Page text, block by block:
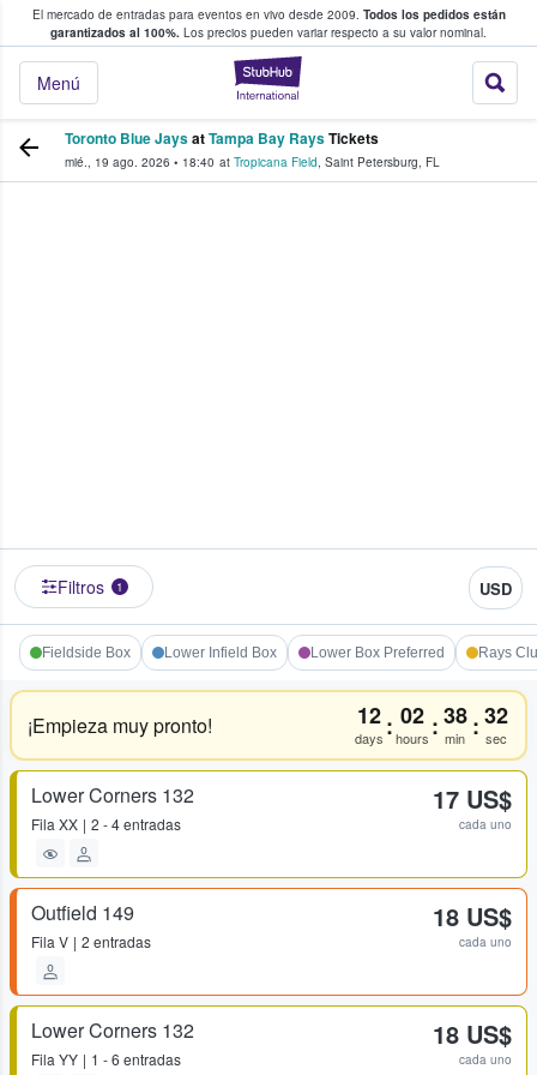
El mercado de entradas para eventos en vivo desde 2009. Todos los pedidos están
garantizados al 100%. Los precios pueden variar respecto a su valor nominal.
StubHub:
Menú
y venta de entradas entre fans
Toronto Blue JaysatTampa Bay RaysTickets
mié., 19 ago. 2026 • 18:40 at Tropicana Field, Saint Petersburg, FL
Filtros 1 USD
Fieldside Box Lower Infield Box Lower Box Preferred Rays
¡Empieza muy pronto! 12
days : 02
hours :38
min :32
sec
Lower Corners 132
Fila XX 2 - 4 entradas
17 US$
cada uno
Outfield 149
Fila V 2 entradas
18 US$
cada uno
Lower Corners 132
Fila YY 1 - 6 entradas
18 US$
cada uno